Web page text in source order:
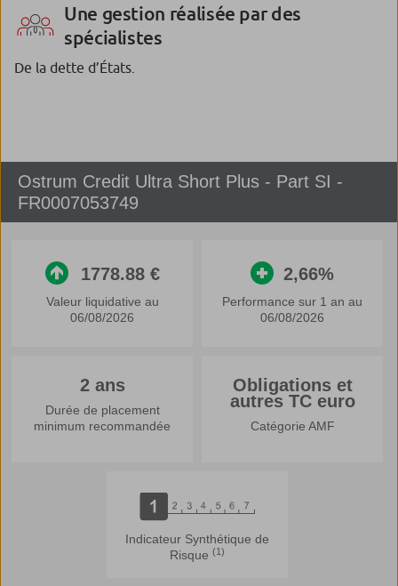
Une gestion réalisée par des
spécialistes
De la dette d’États.